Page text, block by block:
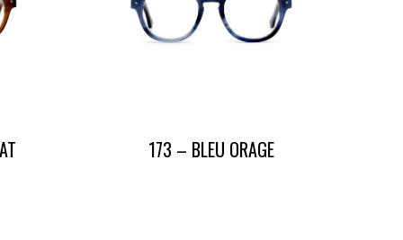
173 – BLEU ORAGE